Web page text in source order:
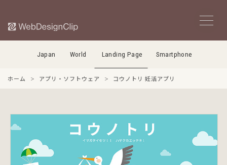
Japan World Landing Page Smartphone
ホーム アプリ・ソフトウェア コウノトリ 妊活アプリ